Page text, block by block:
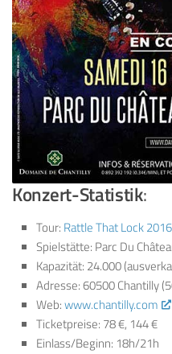
Konzert-Statistik:
Tour: Rattle That Lock 2016
Spielstätte: Parc Du
Kapazität: 24.000
Adresse: 60500 Chantilly
Web:www.chantilly.com
Ticketpreise: 78 €, 144 €
Einlass/Beginn: 18h/21h